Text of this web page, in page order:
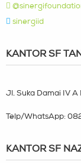
sinergiid
KANTOR SF
Jl. Suka Damai IV
Telp/WhatsApp:
KANTOR SF